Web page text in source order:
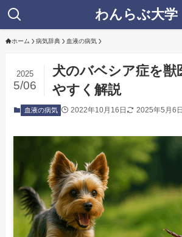
わんらぶ大学
ホーム 病気辞典 血液の病気
犬のバベシア症を獣
やすく解説
2025
5/06
血液の病気 2022年10月16日 2025年5月6日